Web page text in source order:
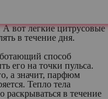
ноты аромата.
амбровые, смолистые,
вот легкие цитрусовые
в течение дня.
способ
его на точки пульса.
а значит, парфюм
Тепло тела
раскрываться в течение